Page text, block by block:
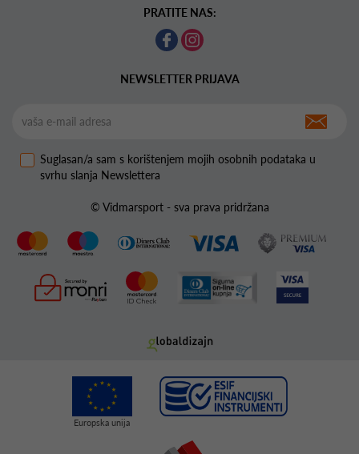
PRATITE NAS:
NEWSLETTER PRIJAVA
Suglasan/a sam s korištenjem mojih osobnih podataka u
svrhu slanja Newslettera
© Vidmarsport - sva prava pridržana